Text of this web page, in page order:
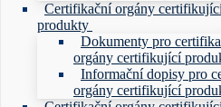
Certifikační orgány
produkty
Dokumenty pro
orgány certifikující
Informační dopisy pro
orgány certifikující